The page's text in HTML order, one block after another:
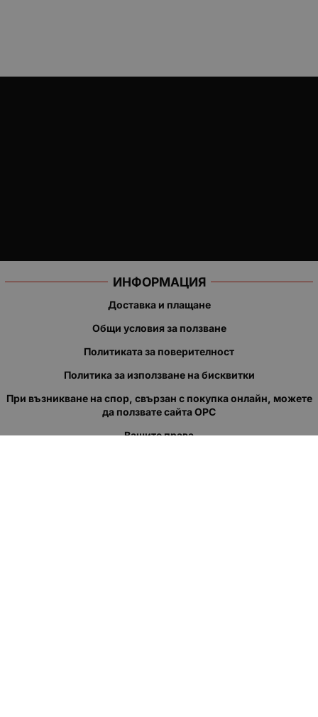
ИНФОРМАЦИЯ
Доставка и плащане
Общи условия за ползване
Политиката за поверителност
Политика за използване на бисквитки
При възникване на спор, свързан с покупка онлайн, можете
да ползвате сайта ОРС
Вашите права